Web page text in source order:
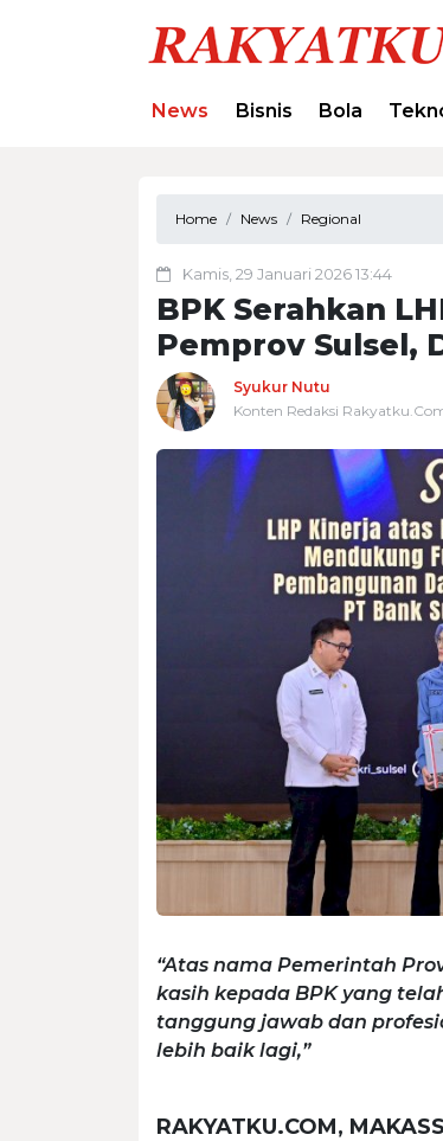
News Bisnis Bola
Home News Regional
Kamis, 29 Januari 2026 13:44
BPK Serahkan
Pemprov Sulsel,
Syukur Nutu
Konten Redaksi
“Atas nama Pemerintah
kasih kepada BPK yang
tanggung jawab dan
lebih baik lagi,”
RAKYATKU.COM,